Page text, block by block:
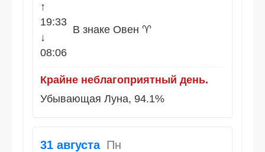
↑
19:33
↓
08:06
В знаке Овен ♈
Крайне неблагоприятный день.
Убывающая Луна, 94.1%
31 августа Пн